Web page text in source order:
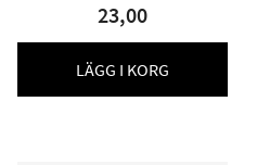
23,00
LÄGG I KORG